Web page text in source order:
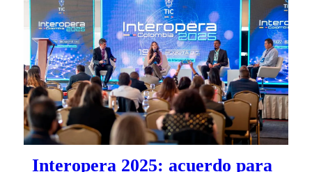
Interopera 2025: acuerdo para